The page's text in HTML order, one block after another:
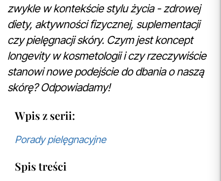
zwykle w kontekście stylu życia - zdrowej
diety, aktywności fizycznej, suplementacji
czy pielęgnacji skóry. Czym jest koncept
longevity w kosmetologii i czy rzeczywiście
stanowi nowe podejście do dbania o naszą
skórę? Odpowiadamy!
Wpis z serii:
Porady pielęgnacyjne
Spis treści